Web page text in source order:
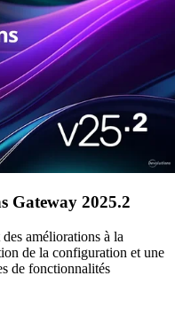
Gateway 2025.2
améliorations à la
de la configuration et une
de fonctionnalités